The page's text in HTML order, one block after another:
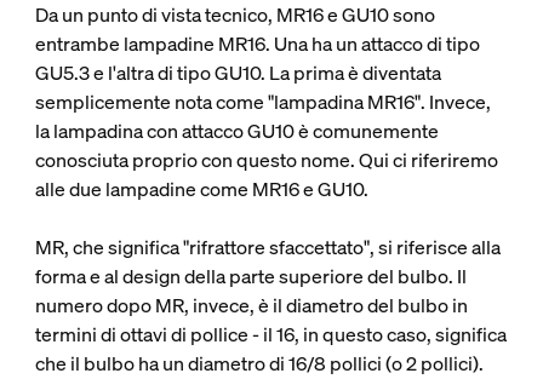
Da un punto di vista tecnico, MR16 e GU10 sono
entrambe lampadine MR16. Una ha un attacco di tipo
GU5.3 e l'altra di tipo GU10. La prima è diventata
semplicemente nota come "lampadina MR16". Invece,
la lampadina con attacco GU10 è comunemente
conosciuta proprio con questo nome. Qui ci riferiremo
alle due lampadine come MR16 e GU10.
MR, che significa "rifrattore sfaccettato", si riferisce alla
forma e al design della parte superiore del bulbo. Il
numero dopo MR, invece, è il diametro del bulbo in
termini di ottavi di pollice - il 16, in questo caso, significa
che il bulbo ha un diametro di 16/8 pollici (o 2 pollici).